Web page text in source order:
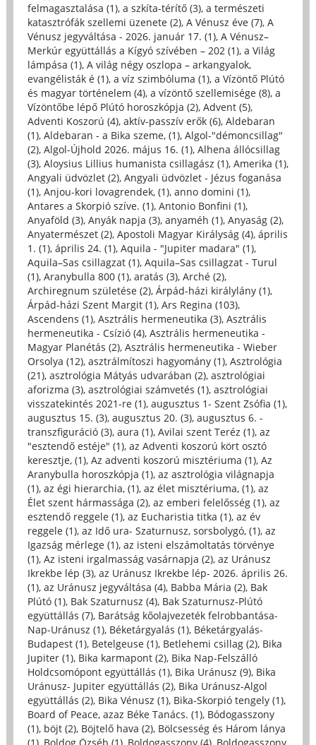
felmagasztalása (1), a szkíta-térítő (3), a természeti
katasztrófák szellemi üzenete (2), A Vénusz éve (7), A
Vénusz jegyváltása - 2026. január 17. (1), A Vénusz–
Merkúr együttállás a Kígyó szívében – 202 (1), a Világ
lámpása (1), A világ négy oszlopa – arkangyalok,
evangélisták é (1), a víz szimbóluma (1), a Vízöntő Plútó
és magyar történelem (4), a vízöntő szellemisége (8), a
Vízöntőbe lépő Plútó horoszkópja (2), Advent (5),
Adventi Koszorú (4), aktív-passzív erők (6), Aldebaran
(1), Aldebaran - a Bika szeme, (1), Algol-"démoncsillag"
(2), Algol-Újhold 2026. május 16. (1), Alhena állócsillag
(3), Aloysius Lillius humanista csillagász (1), Amerika (1),
Angyali üdvözlet (2), Angyali üdvözlet - Jézus foganása
(1), Anjou-kori lovagrendek, (1), anno domini (1),
Antares a Skorpió szíve. (1), Antonio Bonfini (1),
Anyaföld (3), Anyák napja (3), anyaméh (1), Anyaság (2),
Anyatermészet (2), Apostoli Magyar Királyság (4), április
1. (1), április 24. (1), Aquila - "Jupiter madara" (1),
Aquila–Sas csillagzat (1), Aquila–Sas csillagzat - Turul
(1), Aranybulla 800 (1), aratás (3), Arché (2),
Archiregnum születése (2), Árpád-házi királylány (1),
Árpád-házi Szent Margit (1), Ars Regina (103),
Ascendens (1), Asztrális hermeneutika (3), Asztrális
hermeneutika - Csízió (4), Asztrális hermeneutika -
Magyar Planétás (2), Asztrális hermeneutika - Wieber
Orsolya (12), asztrálmítoszi hagyomány (1), Asztrológia
(21), asztrológia Mátyás udvarában (2), asztrológiai
aforizma (3), asztrológiai számvetés (1), asztrológiai
visszatekintés 2021-re (1), augusztus 1- Szent Zsófia (1),
augusztus 15. (3), augusztus 20. (3), augusztus 6. -
transzfiguráció (3), aura (1), Avilai szent Teréz (1), az
"esztendő estéje" (1), az Adventi koszorú kört osztó
keresztje, (1), Az adventi koszorú misztériuma (1), Az
Aranybulla horoszkópja (1), az asztrológia világnapja
(1), az égi hierarchia, (1), az élet misztériuma, (1), az
Élet szent hármassága (2), az emberi felelősség (1), az
esztendő reggele (1), az Eucharistia titka (1), az év
reggele (1), az Idő ura- Szaturnusz, sorsbolygó, (1), az
Igazság mérlege (1), az isteni elszámoltatás törvénye
(1), Az isteni irgalmasság vasárnapja (2), az Uránusz
Ikrekbe lép (3), az Uránusz Ikrekbe lép- 2026. április 26.
(1), az Uránusz jegyváltása (4), Babba Mária (2), Bak
Plútó (1), Bak Szaturnusz (4), Bak Szaturnusz-Plútó
együttállás (7), Barátság kőolajvezeték felrobbantása-
Nap-Uránusz (1), Béketárgyalás (1), Béketárgyalás-
Budapest (1), Betelgeuse (1), Betlehemi csillag (2), Bika
Jupiter (1), Bika karmapont (2), Bika Nap-Felszálló
Holdcsomópont együttállás (1), Bika Uránusz (9), Bika
Uránusz- Jupiter együttállás (2), Bika Uránusz-Algol
együttállás (2), Bika Vénusz (1), Bika-Skorpió tengely (1),
Board of Peace, azaz Béke Tanács. (1), Bódogasszony
(1), böjt (2), Böjtelő hava (2), Bölcsesség és Három lánya
(1), Boldog Özséb (1), Boldogasszony (4), Boldogasszony